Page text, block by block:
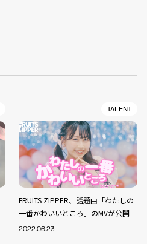
TALENT
FRUITS ZIPPER、話題曲「わたしの
一番かわいいところ」のMVが公開
2022.06.23